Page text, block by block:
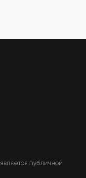
публичной